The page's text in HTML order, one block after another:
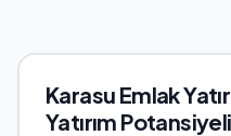
Karasu Emlak
Yatırım Potansiyeli